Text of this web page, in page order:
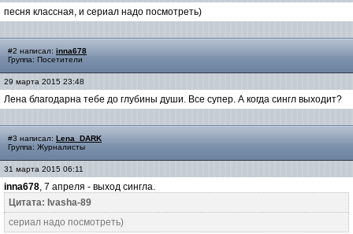
песня классная, и сериал надо посмотреть)
#2 написал: inna678
Группа: Посетители
29 марта 2015 23:48
Лена благодарна тебе до глубины души. Все супер. А когда сингл выходит?
#3 написал: Lena_DARK
Группа: Журналисты
31 марта 2015 06:11
inna678, 7 апреля - выход сингла.
Цитата: Ivasha-89
сериал надо посмотреть)